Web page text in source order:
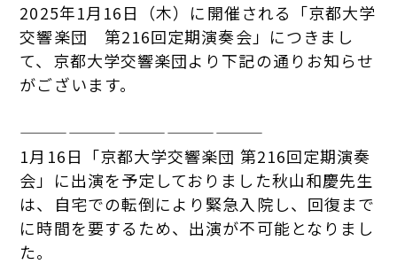
2025年1月16日（木）に開催される「京都大学
交響楽団 第216回定期演奏会」につきまし
て、京都大学交響楽団より下記の通りお知らせ
がございます。
———————————————
1月16日「京都大学交響楽団 第216回定期演奏
会」に出演を予定しておりました秋山和慶先生
は、自宅での転倒により緊急入院し、回復まで
に時間を要するため、出演が不可能となりまし
た。